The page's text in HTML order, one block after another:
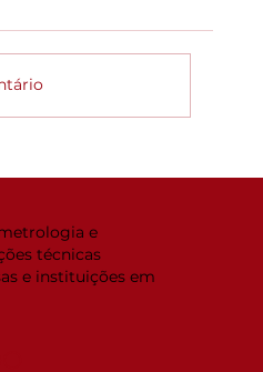
e
técnicas
e instituições em